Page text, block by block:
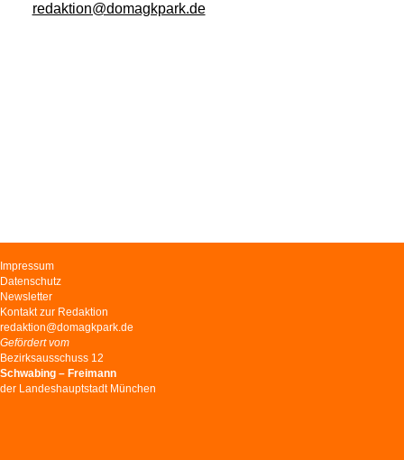
redaktion@domagkpark.de
Navigation
überspringen
Impressum
Datenschutz
Newsletter
Kontakt zur Redaktion
redaktion@domagkpark.de
Gefördert vom
Bezirksausschuss 12
Schwabing – Freimann
der Landeshauptstadt München